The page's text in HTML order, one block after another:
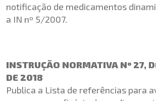
notificação de medicamentos
a IN nº 5/2007.
INSTRUÇÃO NORMATIVA Nº 27,
DE 2018
Publica a Lista de referências para